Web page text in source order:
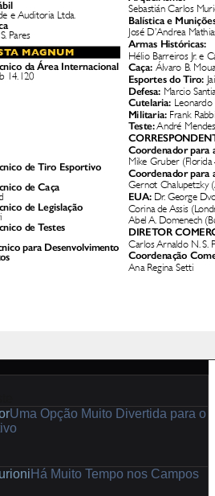
Uma Opção Muito Divertida para o
Há Muito Tempo nos Campos